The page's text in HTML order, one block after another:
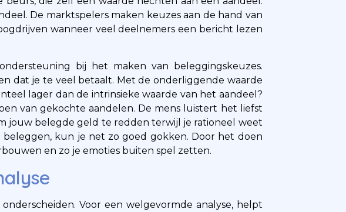
De marktspelers maken keuzes aan de hand van
wanneer veel deelnemers een bericht lezen
bij het maken van beleggingskeuzes.
dat je te veel betaalt. Met de onderliggende waarde
lager dan de intrinsieke waarde van het aandeel?
van gekochte aandelen. De mens luistert het liefst
jouw belegde geld te redden terwijl je rationeel weet
kun je net zo goed gokken. Door het doen
en zo je emoties buiten spel zetten.
Voor een welgevormde analyse, helpt